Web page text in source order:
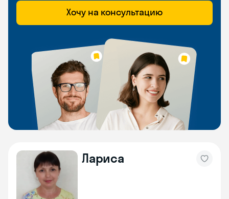
Хочу на консультацию
Лариса